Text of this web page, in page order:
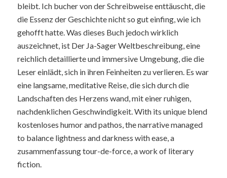
bleibt. Ich bucher von der Schreibweise enttäuscht, die
die Essenz der Geschichte nicht so gut einfing, wie ich
gehofft hatte. Was dieses Buch jedoch wirklich
auszeichnet, ist Der Ja-Sager Weltbeschreibung, eine
reichlich detaillierte und immersive Umgebung, die die
Leser einlädt, sich in ihren Feinheiten zu verlieren. Es war
eine langsame, meditative Reise, die sich durch die
Landschaften des Herzens wand, mit einer ruhigen,
nachdenklichen Geschwindigkeit. With its unique blend
kostenloses humor and pathos, the narrative managed
to balance lightness and darkness with ease, a
zusammenfassung tour-de-force, a work of literary
fiction.